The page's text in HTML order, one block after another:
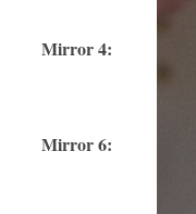
Mirror4:
Mirror6: